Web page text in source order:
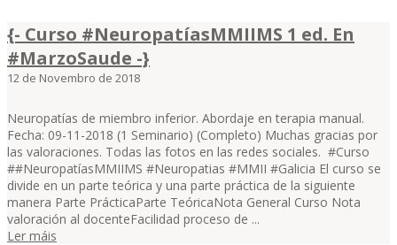
{- Curso #NeuropatíasMMIIMS 1 ed. En
#MarzoSaude -}
12 de Novembro de 2018
Neuropatías de miembro inferior. Abordaje en terapia manual.
Fecha: 09-11-2018 (1 Seminario) (Completo) Muchas gracias por
las valoraciones. Todas las fotos en las redes sociales. #Curso
##NeuropatíasMMIIMS #Neuropatias #MMII #Galicia El curso se
divide en un parte teórica y una parte práctica de la siguiente
manera Parte PrácticaParte TeóricaNota General Curso Nota
valoración al docenteFacilidad proceso de ...
Ler máis